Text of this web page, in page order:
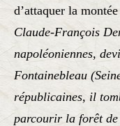
d’attaquer la
Claude-François
napoléoniennes,
Fontainebleau
républicaines, il
parcourir la forêt